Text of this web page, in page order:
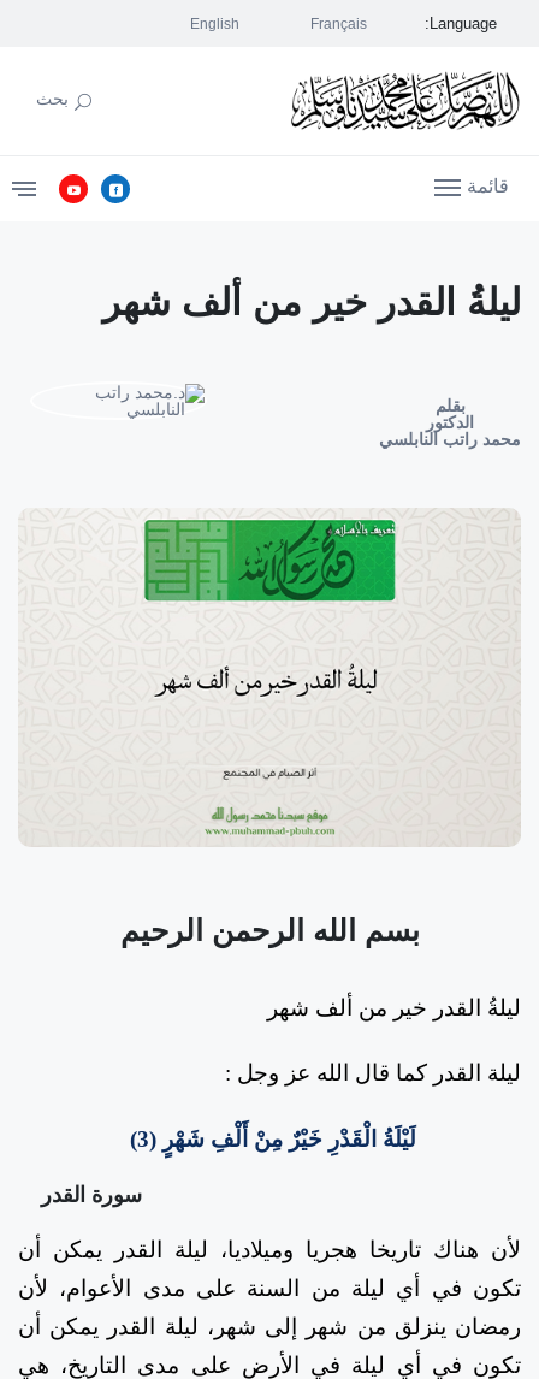
Language:
English Français
بحث
قائمة
ليلةُ القدر خير من ألف شهر
بقلم
الدكتور
محمد راتب النابلسي
بسم الله الرحمن الرحيم
ليلةُ القدر خير من ألف شهر
ليلة القدر كما قال الله عز وجل :
لَيْلَةُ الْقَدْرِ خَيْرٌ مِنْ أَلْفِ شَهْرٍ (3)
سورة القدر
لأن هناك تاريخا هجريا وميلاديا، ليلة القدر يمكن أن
تكون في أي ليلة من السنة على مدى الأعوام، لأن
رمضان ينزلق من شهر إلى شهر، ليلة القدر يمكن أن
تكون في أي ليلة في الأرض على مدى التاريخ، هي